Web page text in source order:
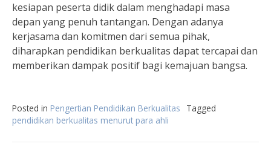
kesiapan peserta didik dalam menghadapi masa
depan yang penuh tantangan. Dengan adanya
kerjasama dan komitmen dari semua pihak,
diharapkan pendidikan berkualitas dapat tercapai dan
memberikan dampak positif bagi kemajuan bangsa.
Posted in Pengertian Pendidikan Berkualitas
Tagged
pendidikan berkualitas menurut para ahli